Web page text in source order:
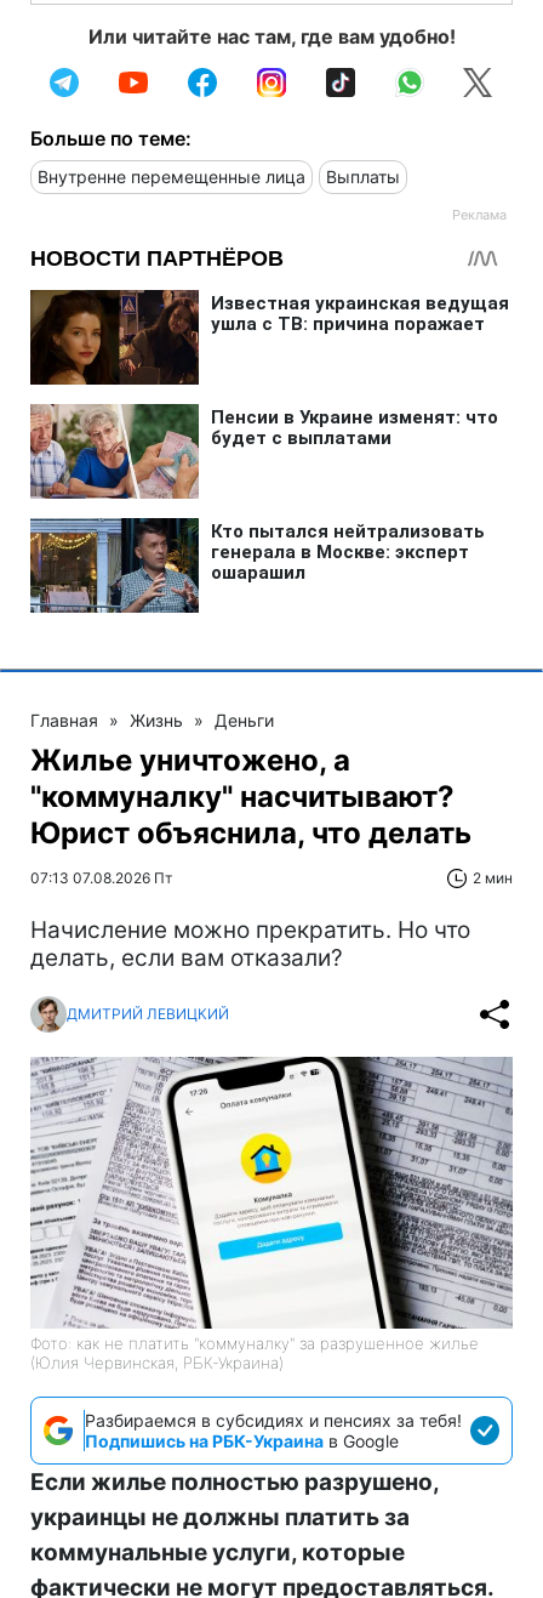
Или читайте нас там, где вам удобно!
Больше по теме:
Внутренне перемещенные лица Выплаты
Главная » Жизнь » Деньги
Жилье уничтожено, а
"коммуналку" насчитывают?
Юрист объяснила, что делать
07:13 07.08.2026 Пт 2 мин
Начисление можно прекратить. Но что
делать, если вам отказали?
ДМИТРИЙ ЛЕВИЦКИЙ
Фото: как не платить "коммуналку" за разрушенное жилье
(Юлия Червинская, РБК-Украина)
Разбираемся в субсидиях и пенсиях за тебя!
Подпишись на РБК-Украина в Google
Если жилье полностью разрушено,
украинцы не должны платить за
коммунальные услуги, которые
фактически не могут предоставляться.